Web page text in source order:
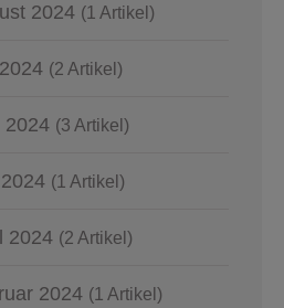
2024 (1 Artikel)
(2 Artikel)
2024 (3 Artikel)
(1 Artikel)
2024 (2 Artikel)
2024 (1 Artikel)